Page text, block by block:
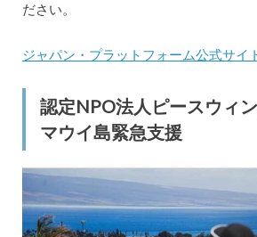
ださい。
ジャパン・プラットフォーム公式サイ
認定NPO法人ピースウィ
マウイ島緊急支援